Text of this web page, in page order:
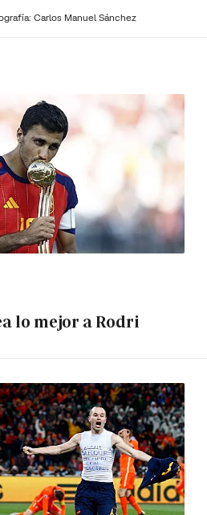
Carlos Manuel Sánchez
lo mejor a Rodri